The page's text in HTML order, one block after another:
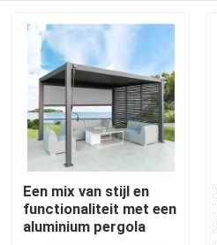
Huis
Een mix van stijl en
functionaliteit met een
aluminium pergola